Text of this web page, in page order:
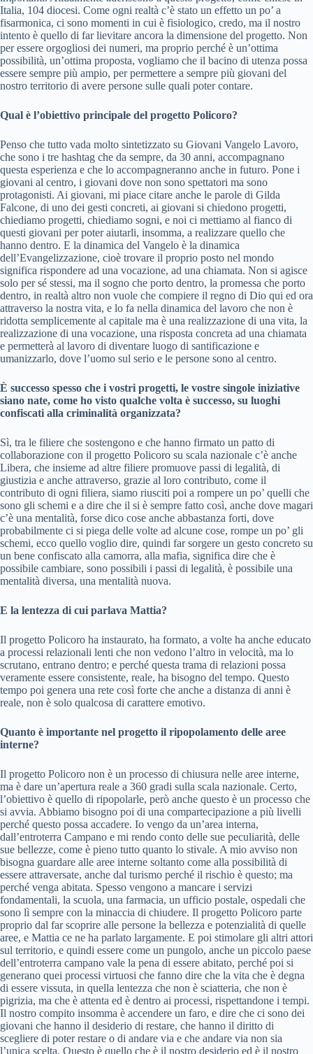
Italia, 104 diocesi. Come ogni realtà c’è stato un effetto un po’ a
fisarmonica, ci sono momenti in cui è fisiologico, credo, ma il nostro
intento è quello di far lievitare ancora la dimensione del progetto. Non
per essere orgogliosi dei numeri, ma proprio perché è un’ottima
possibilità, un’ottima proposta, vogliamo che il bacino di utenza possa
essere sempre più ampio, per permettere a sempre più giovani del
nostro territorio di avere persone sulle quali poter contare.
Qual è l’obiettivo principale del progetto Policoro?
Penso che tutto vada molto sintetizzato su Giovani Vangelo Lavoro,
che sono i tre hashtag che da sempre, da 30 anni, accompagnano
questa esperienza e che lo accompagneranno anche in futuro. Pone i
giovani al centro, i giovani dove non sono spettatori ma sono
protagonisti. Ai giovani, mi piace citare anche le parole di Gilda
Falcone, di uno dei gesti concreti, ai giovani si chiedono progetti,
chiediamo progetti, chiediamo sogni, e noi ci mettiamo al fianco di
questi giovani per poter aiutarli, insomma, a realizzare quello che
hanno dentro. E la dinamica del Vangelo è la dinamica
dell’Evangelizzazione, cioè trovare il proprio posto nel mondo
significa rispondere ad una vocazione, ad una chiamata. Non si agisce
solo per sé stessi, ma il sogno che porto dentro, la promessa che porto
dentro, in realtà altro non vuole che compiere il regno di Dio qui ed ora
attraverso la nostra vita, e lo fa nella dinamica del lavoro che non è
ridotta semplicemente al capitale ma è una realizzazione di una vita, la
realizzazione di una vocazione, una risposta concreta ad una chiamata
e permetterà al lavoro di diventare luogo di santificazione e
umanizzarlo, dove l’uomo sul serio e le persone sono al centro.
È successo spesso che i vostri progetti, le vostre singole iniziative
siano nate, come ho visto qualche volta è successo, su luoghi
confiscati alla criminalità organizzata?
Sì, tra le filiere che sostengono e che hanno firmato un patto di
collaborazione con il progetto Policoro su scala nazionale c’è anche
Libera, che insieme ad altre filiere promuove passi di legalità, di
giustizia e anche attraverso, grazie al loro contributo, come il
contributo di ogni filiera, siamo riusciti poi a rompere un po’ quelli che
sono gli schemi e a dire che il si è sempre fatto così, anche dove magari
c’è una mentalità, forse dico cose anche abbastanza forti, dove
probabilmente ci si piega delle volte ad alcune cose, rompe un po’ gli
schemi, ecco quello voglio dire, quindi far sorgere un gesto concreto su
un bene confiscato alla camorra, alla mafia, significa dire che è
possibile cambiare, sono possibili i passi di legalità, è possibile una
mentalità diversa, una mentalità nuova.
E la lentezza di cui parlava Mattia?
Il progetto Policoro ha instaurato, ha formato, a volte ha anche educato
a processi relazionali lenti che non vedono l’altro in velocità, ma lo
scrutano, entrano dentro; e perché questa trama di relazioni possa
veramente essere consistente, reale, ha bisogno del tempo. Questo
tempo poi genera una rete così forte che anche a distanza di anni è
reale, non è solo qualcosa di carattere emotivo.
Quanto è importante nel progetto il ripopolamento delle aree
interne?
Il progetto Policoro non è un processo di chiusura nelle aree interne,
ma è dare un’apertura reale a 360 gradi sulla scala nazionale. Certo,
l’obiettivo è quello di ripopolarle, però anche questo è un processo che
si avvia. Abbiamo bisogno poi di una compartecipazione a più livelli
perché questo possa accadere. Io vengo da un’area interna,
dall’entroterra Campano e mi rendo conto delle sue peculiarità, delle
sue bellezze, come è pieno tutto quanto lo stivale. A mio avviso non
bisogna guardare alle aree interne soltanto come alla possibilità di
essere attraversate, anche dal turismo perché il rischio è questo; ma
perché venga abitata. Spesso vengono a mancare i servizi
fondamentali, la scuola, una farmacia, un ufficio postale, ospedali che
sono lì sempre con la minaccia di chiudere. Il progetto Policoro parte
proprio dal far scoprire alle persone la bellezza e potenzialità di quelle
aree, e Mattia ce ne ha parlato largamente. E poi stimolare gli altri attori
sul territorio, e quindi essere come un pungolo, anche un piccolo paese
dell’entroterra campano vale la pena di essere abitato, perché poi si
generano quei processi virtuosi che fanno dire che la vita che è degna
di essere vissuta, in quella lentezza che non è sciatteria, che non è
pigrizia, ma che è attenta ed è dentro ai processi, rispettandone i tempi.
Il nostro compito insomma è accendere un faro, e dire che ci sono dei
giovani che hanno il desiderio di restare, che hanno il diritto di
scegliere di poter restare o di andare via e che andare via non sia
l’unica scelta. Questo è quello che è il nostro desiderio ed è il nostro